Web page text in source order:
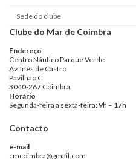
Sede do clube
Clube do Mar de Coimbra
Endereço
Centro Náutico Parque Verde
Av. Inês de Castro
Pavilhão C
3040-267 Coimbra
Horário
Segunda-feira a sexta-feira: 9h – 17h
Contacto
e-mail
cmcoimbra@gmail.com